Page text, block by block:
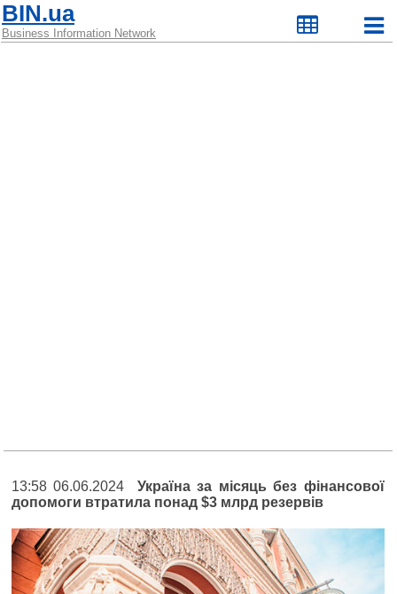
BIN.ua
Business Information Network
13:58 06.06.2024Україна за місяць без фінансової
допомоги втратила понад $3 млрд резервів